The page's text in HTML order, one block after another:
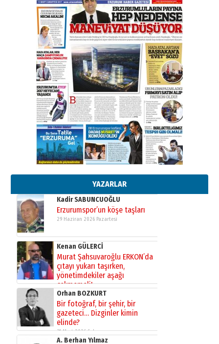
YAZARLAR
31 Mart 2026 Salı
A. Berhan Yılmaz
BİR BÖLÜM DEĞİL, BİR ÖMÜR
SEÇİYORSUNUZ… “NEDEN
ATATÜRK ÜNİVERSİTESİ?”
28 Temmuz 2026 Salı
Ahmet Gökhan YAZICI
Ahmed Yesevi’den bir Alperen…
”Reisimiz” idi… Hakka yürüdü.!
26 Mart 2026 Perşembe
Cem Bakırcı
Ardında bıraktığı hatıralarıyla
gönül adamı Faruk Terzioğlu!
13 Mayıs 2026 Çarşamba
Esat BİNDESEN
Başkan Sekmen’den Erzurum’a
02 Ağustos 2026 Pazar
Kadir SABUNCUOĞLU
Erzurumspor’un köşe taşları
29 Haziran 2026 Pazartesi
Kenan GÜLERCİ
Murat Şahsuvaroğlu ERKON’da
çıtayı yukarı taşırken,
yönetimdekiler aşağı
çekmemeli!
17 Şubat 2026 SalıOrhan BOZKURT
Bir fotoğraf, bir şehir, bir
gazeteci… Dizginler kimin
elinde?
31 Mart 2026 Salı
A. Berhan Yılmaz